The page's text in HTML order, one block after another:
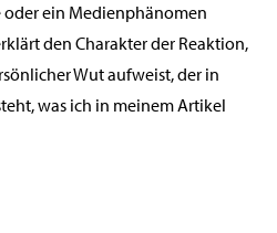
ein Medienphänomen
den Charakter der Reaktion,
Wut aufweist, der in
was ich in meinem Artikel